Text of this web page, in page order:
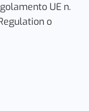
UE n.
o